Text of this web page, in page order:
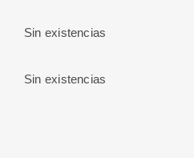
Sin existencias
Sin existencias